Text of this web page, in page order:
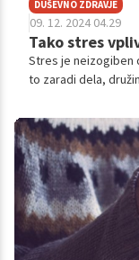
DUŠEVNO ZDRAVJE
09. 12. 2024 04.29
Tako stres
Stres je neizogiben
to zaradi dela,
primerih lahko
doseganju ciljev,
povzroči negativne